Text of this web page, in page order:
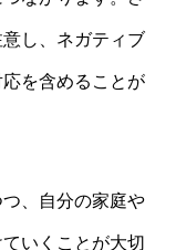
し、ネガティブ
を含めることが
、自分の家庭や
いくことが大切